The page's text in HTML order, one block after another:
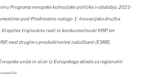
Programa evropske kohezijske politike v obdobju 2021-
pod Prednostno nalogo 1: Inovacijska družba
Krepitev trajnostne rasti in konkurenčnosti MSP ter
med drugim s produktivnimi naložbami (ESRR).
unije in sicer iz Evropskega sklada za regionalni